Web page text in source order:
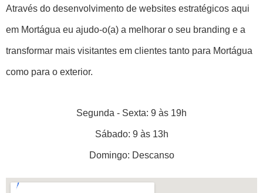
Através do desenvolvimento de websites estratégicos aqui
em Mortágua eu ajudo-o(a) a melhorar o seu branding e a
transformar mais visitantes em clientes tanto para Mortágua
como para o exterior.
Segunda - Sexta: 9 às 19h
Sábado: 9 às 13h
Domingo: Descanso